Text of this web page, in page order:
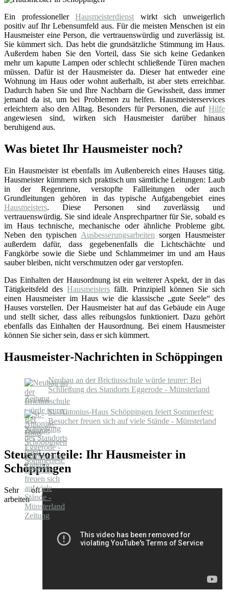
Ein professionellerHausmeisterdienst wirkt sich unweigerlich
positiv auf Ihr Lebensumfeld aus. Für die meisten Menschen ist ein
Hausmeister eine Person, die vertrauenswürdig und zuverlässig ist.
Sie kümmert sich. Das hebt die grundsätzliche Stimmung im Haus.
Außerdem haben Sie den Vorteil, dass Sie sich keine Gedanken
mehr um kaputte Lampen oder schlecht schließende Türen machen
müssen. Dafür ist der Hausmeister da. Dieser hat entweder eine
Wohnung im Haus oder wohnt außerhalb, ist aber stets erreichbar.
Dadurch haben Sie und Ihre Nachbarn die Gewissheit, dass immer
jemand da ist, um bei Problemen zu helfen. Hausmeisterservices
erleichtern also den Alltag. Besonders für Personen, die auf Hilfe
angewiesen sind, wirken sich Hausmeister darüber hinaus
beruhigend aus.
Was bietet Ihr Hausmeister noch?
Ein Hausmeister ist ebenfalls im Außenbereich eines Hauses tätig.
Hausmeister kümmern sich praktisch um sämtliche Leitungen: Laub
in der Regenrinne, verstopfte Fallleitungen oder auch
Grundleitungen gehören in das typische Aufgabengebiet eines
Hausmeisters. Diese Personen sind zuverlässig und
vertrauenswürdig. Sie sind ideale Ansprechpartner für Sie, sobald es
im Haus technische, mechanische oder ähnliche Probleme gibt.
Neben den typischen Ausbesserungsarbeiten sorgen Hausmeister
außerdem dafür, dass gegebenenfalls die Lichtschächte und
Fangkörbe sowie die Siebe und Schlammeimer im und am Haus
sauber bleiben, nicht verschmutzen oder gar verstopfen.
Das Einhalten der Hausordnung ist ein weiterer Aspekt, der in das
Tätigkeitsfeld desHausmeisters fällt. Prinzipiell können Sie sich
einen Hausmeister im Haus wie die klassische „gute Seele“ des
Hauses vorstellen. Der Hausmeister hat auf das Gebäude ein Auge
und stellt sicher, dass alles reibungslos funktioniert. Dazu gehört
ebenfalls das Einhalten der Hausordnung. Bei einem Hausmeister
können Sie sicher sein, dass er sich kümmert.
Hausmeister-Nachrichten in Schöppingen
Neubau an der Brictiusschule würde teurer: Bei
Schließung des Standorts Eggerode - Münsterland
Zeitung
St.-Antonius-Haus Schöppingen feiert Sommerfest:
Besucher freuen sich auf viele Stände - Münsterland
Zeitung
Steuervorteile: Ihr Hausmeister in
Schöppingen
Sehr oft
arbeiten